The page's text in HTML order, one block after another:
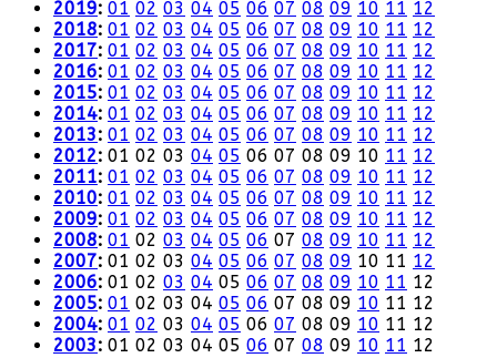
2019: 01 02 03 04 05 06 07 08 09 10 11 12
2018: 01 02 03 04 05 06 07 08 09 10 11 12
2017: 01 02 03 04 05 06 07 08 09 10 11 12
2016: 01 02 03 04 05 06 07 08 09 10 11 12
2015: 01 02 03 04 05 06 07 08 09 10 11 12
2014: 01 02 03 04 05 06 07 08 09 10 11 12
2013: 01 02 03 04 05 06 07 08 09 10 11 12
2012: 01 02 03 04 05 06 07 08 09 10 11 12
2011: 01 02 03 04 05 06 07 08 09 10 11 12
2010: 01 02 03 04 05 06 07 08 09 10 11 12
2009: 01 02 03 04 05 06 07 08 09 10 11 12
2008: 01 02 03 04 05 06 07 08 09 10 11 12
2007: 01 02 03 04 05 06 07 08 09 10 11 12
2006: 01 02 03 04 05 06 07 08 09 10 11 12
2005: 01 02 03 04 05 06 07 08 09 10 11 12
2004: 01 02 03 04 05 06 07 08 09 10 11 12
2003: 01 02 03 04 05 06 07 08 09 10 11 12